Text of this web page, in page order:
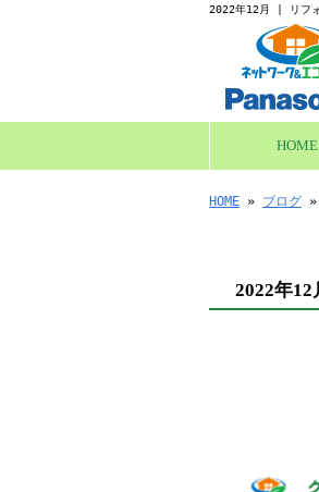
2022年12月 | リフォ
HOME
HOME » ブログ »
2022年12